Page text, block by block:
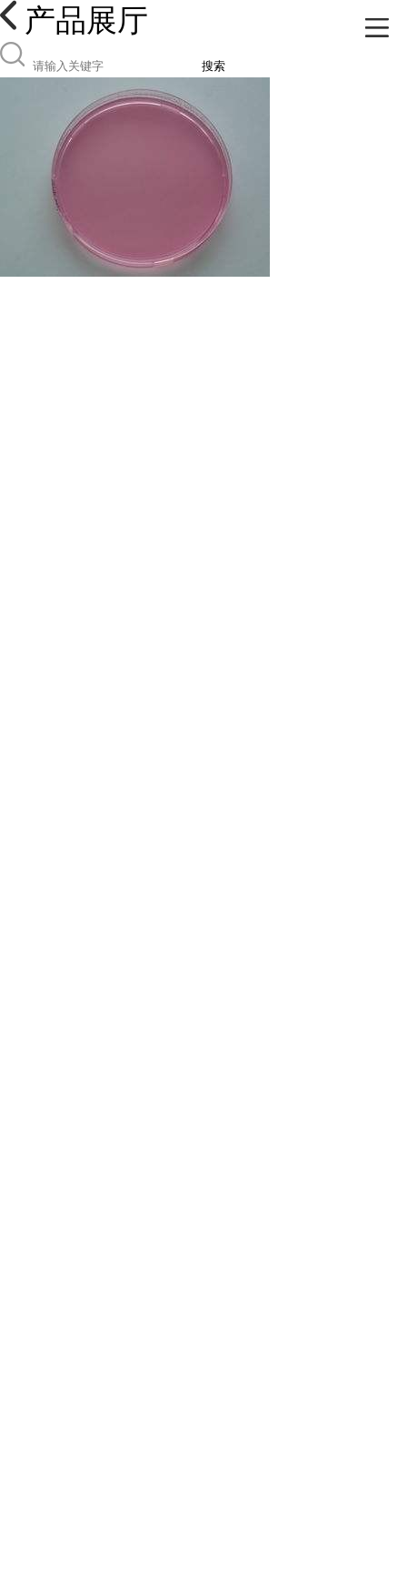
产品展厅
搜索